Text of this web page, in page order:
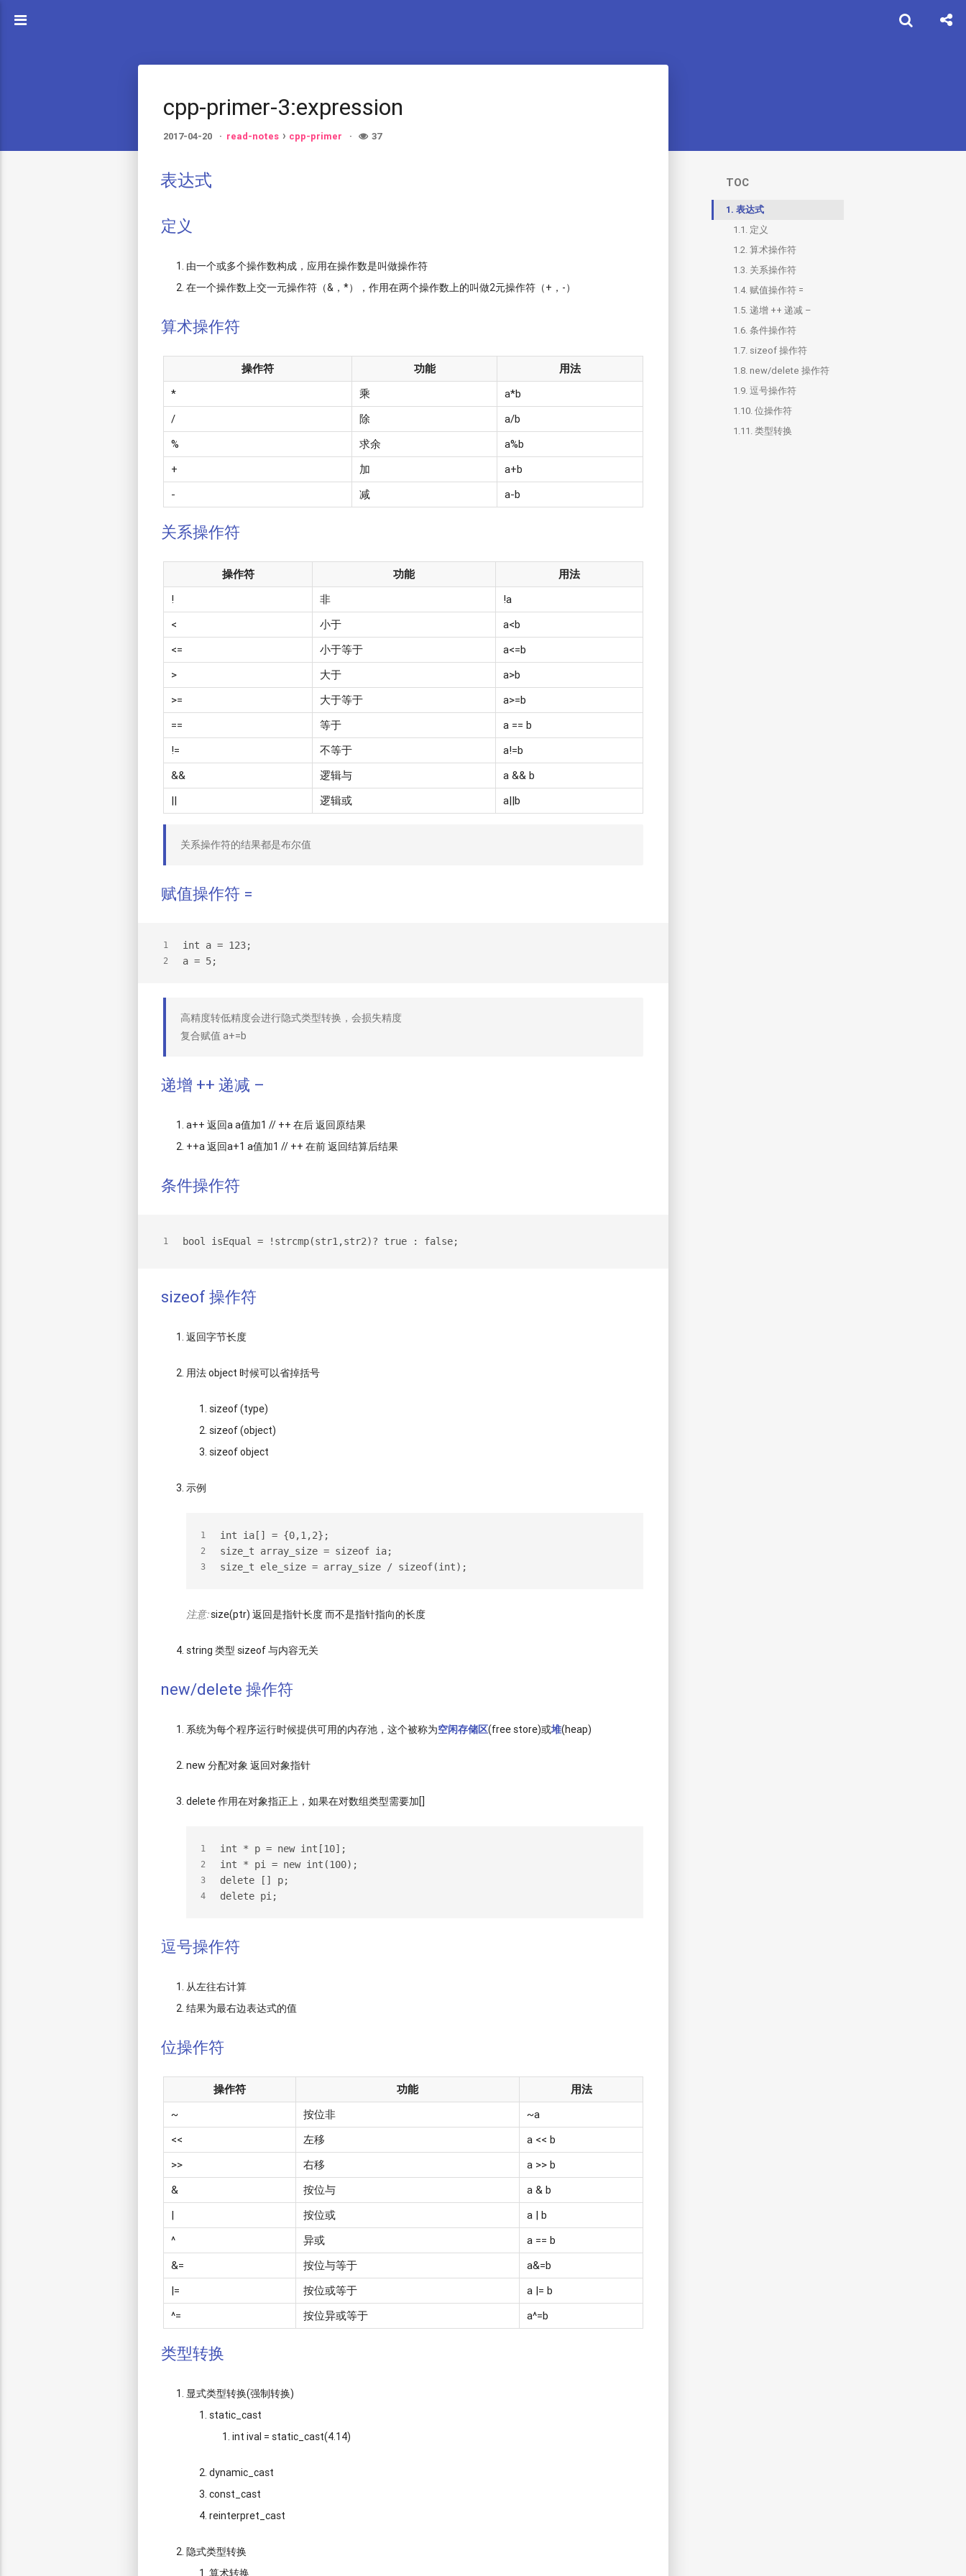
TOC
1. 表达式
1.1. 定义
1.2.算术操作符
1.3. 关系操作符
1.4.赋值操作符 =
1.5.递增 ++ 递减 –
1.6.条件操作符
1.7. sizeof 操作符
1.8. new/delete 操作符
1.9.逗号操作符
1.10.位操作符
1.11.类型转换
cpp-primer-3:expression
2017-04-20 read-notes cpp-primer 37
表达式
定义
由一个或多个操作数构成，应用在操作数是叫做操作符
在一个操作数上交一元操作符（&，*），作用在两个操作数上的叫做2元操作符（+，-）
算术操作符
操作符 功能
用法
*
乘
a*b
/
除
a/b
%
求余
a%b
+
加
a+b
-
减 a-b
关系操作符
操作符 功能
用法
!
非
!a
<
小于
a<b
<=
小于等于
a<=b
>
大于
a>b
>=
大于等于
a>=b
==
等于
a == b
!=
不等于
a!=b
&&
逻辑与
a && b
||
逻辑或 a||b
关系操作符的结果都是布尔值
赋值操作符 =
1
2
int a = 123;
a = 5;
高精度转低精度会进行隐式类型转换，会损失精度
复合赋值 a+=b
递增 ++ 递减 –
a++ 返回a a值加1 // ++ 在后 返回原结果
++a 返回a+1 a值加1 // ++ 在前 返回结算后结果
条件操作符
1 bool isEqual = !strcmp(str1,str2)? true : false;
sizeof 操作符
返回字节长度
用法 object 时候可以省掉括号
sizeof (type)
sizeof (object)
sizeof object
示例
1
2
3
int ia[] = {0,1,2};
size_t array_size = sizeof ia;
size_t ele_size = array_size / sizeof(int);
注意:size(ptr) 返回是指针长度 而不是指针指向的长度
string 类型 sizeof 与内容无关
new/delete 操作符
系统为每个程序运行时候提供可用的内存池，这个被称为空闲存储区(free store)或堆(heap)
new 分配对象 返回对象指针
delete 作用在对象指正上，如果在对数组类型需要加[]
1
2
3
4
int * p = new int[10];
int * pi = new int(100);
delete [] p;
delete pi;
逗号操作符
从左往右计算
结果为最右边表达式的值
位操作符
操作符 功能
用法
~
按位非
~a
<<
左移
a << b
>>
右移
a >> b
&
按位与
a & b
|
按位或
a | b
^
异或
a == b
&=
按位与等于
a&=b
|=
按位或等于
a |= b
^=
按位异或等于 a^=b
类型转换
显式类型转换(强制转换)
static_cast
int ival = static_cast(4.14)
dynamic_cast
const_cast
reinterpret_cast
隐式类型转换
算术转换